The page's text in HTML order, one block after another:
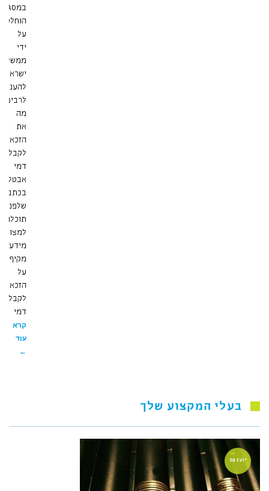
הוחלט
על
ידי
ממשלת
ישראל
להעניק
לרבים
מה
את
הזכאות
לקבלת
דמי
אבטלה.
בכתבה
תוכלו
למצוא
מידע
מקיף
על
הזכאות
לקבלת
דמי
קרא
עוד
←
בעלי המקצוע שלך
יועץ מס